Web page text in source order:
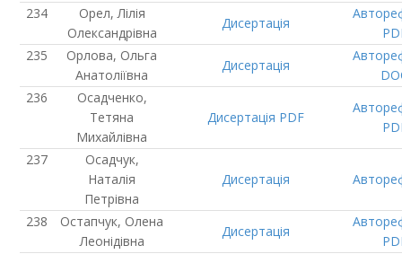
Орел, Лілія
Олександрівна
Дисертація
Орлова, Ольга
Анатоліївна
Дисертація
Осадченко,
Тетяна
Михайлівна
Дисертація PDF
Осадчук,
Наталія
Петрівна
Дисертація
Остапчук, Олена
Леонідівна
Дисертація